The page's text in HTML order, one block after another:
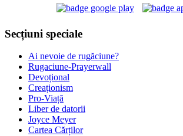
Secțiuni speciale
Ai nevoie de rugăciune?
Rugaciune-Prayerwall
Devoțional
Creaționism
Pro-Viață
Liber de datorii
Joyce Meyer
Cartea Cărților